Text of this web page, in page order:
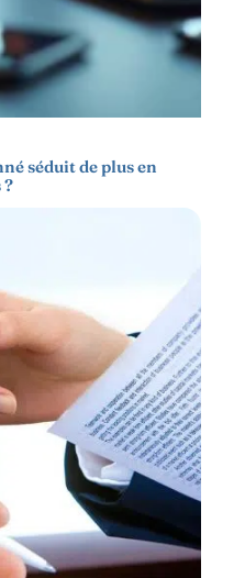
séduit de plus en
?